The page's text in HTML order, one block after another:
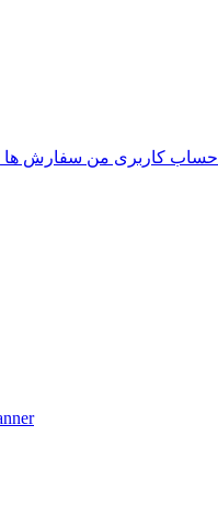
حساب کاربری من سفارش ها